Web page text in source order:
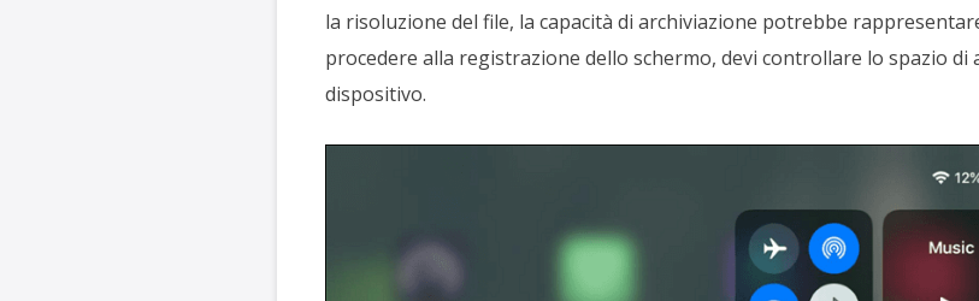
la risoluzione del file, la capacità di archiviazione potrebbe
procedere alla registrazione dello schermo, devi controllare lo spazio
dispositivo.